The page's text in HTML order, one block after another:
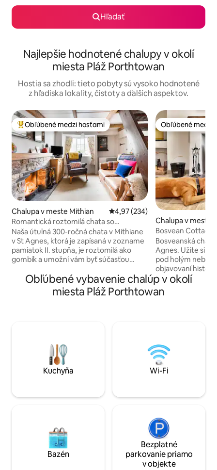
Hľadať
Najlepšie hodnotené chalupy v okolí
miesta Pláž Porthtowan
Hostia sa zhodli: tieto pobyty sú vysoko hodnotené
z hľadiska lokality, čistoty a ďalších aspektov.
Najobľúbenejšie medzi hosťami
Obľúbené medzi hosťami
Chalupa v meste Mithian Priemerné ohodnotenie 4,97 z
4,97 (234)
Romantická roztomilá chata so
slamenou strechou •
Naša útulná 300-ročná chata v Mithiane
v St Agnes, ktorá je zapísaná v zozname
pamiatok II. stupňa, je roztomilá ako
gombík a umožní vám byť súčasťou
romantický pobyt. Oddýchnite si na
útulnom nádvorí, prejdite sa do
neďalekého vysoko hodnoteného hotela
označili za jednu z 50 najlepších
dovolenkových chalúp v Spojenom
kráľovstve. Je plná šarmu, pohodlia a
cornwallského charakteru.
Obľúbené medzi
Obľúbené medzi
Chalupa v meste
Bosvean
Beaches
Bosveanská
Agnes. Užite si
pod holým
objavovaní
Cornwallu. Krátka prechádzka do centra
dediny, k
niekoľko pláží
Way z St Agnes
stránku na
fotky chaty a
Obľúbené vybavenie chalúp v okolí
miesta Pláž Porthtowan
Kuchyňa Wi-Fi
Bazén
Bezplatné
parkovanie priamo
v objekte